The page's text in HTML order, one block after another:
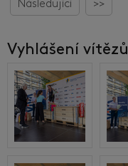
Následující >>
Vyhlášení vítězů